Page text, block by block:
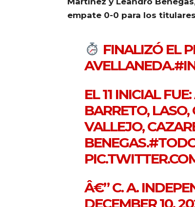
empate 0-0 para los
FINALIZÓ EL
AVELLANEDA.
EL 11 INICIAL
BARRETO,
VALLEJO,
BENEGAS.
Â€” C. A.
DECEMBER 10,